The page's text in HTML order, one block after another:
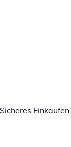
Sicheres Einkaufen